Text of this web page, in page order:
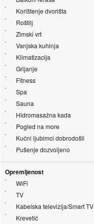
Korištenje dvorišta
Roštilj
Zimski vrt
Vanjska kuhinja
Klimatizacija
Grijanje
Fitness
Spa
Sauna
Hidromasažna kada
Pogled na more
Kućni ljubimci dobrodošli
Pušenje dozvoljeno
Opremljenost
WiFi
TV
Kabelska televizija/Smart TV
Krevetić